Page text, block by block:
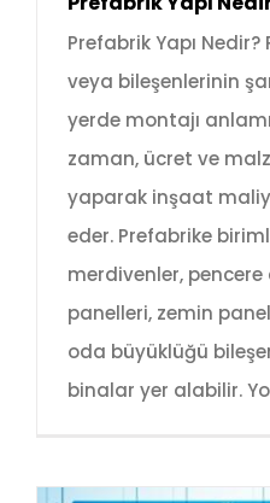
Prefabrik Yapı
veya bileşenlerinin
yerde montajı
zaman, ücret ve
yaparak inşaat
eder. Prefabrike
merdivenler,
panelleri, zemin
oda büyüklüğü
binalar yer alabilir.